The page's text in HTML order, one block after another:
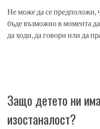
Не може да се предположи,
бъде възможно в момента
да ходи, да говори или да
Защо детето ни
изостаналост?